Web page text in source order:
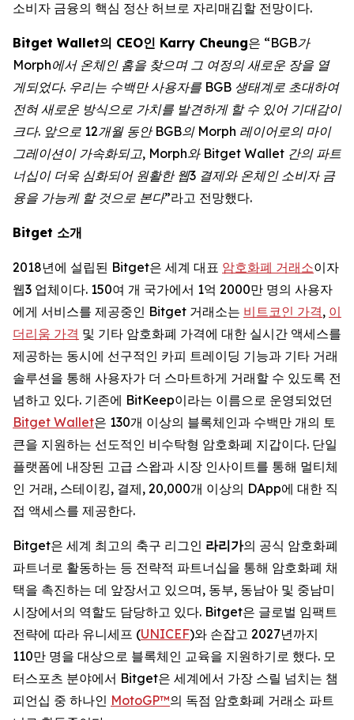
소비자 금융의 핵심 정산 허브로 자리매김할 전망이다.
Bitget Wallet의 CEO인 Karry Cheung은 “BGB가
Morph에서 온체인 홈을 찾으며 그 여정의 새로운 장을 열
게되었다. 우리는 수백만 사용자를 BGB 생태계로 초대하여
전혀 새로운 방식으로 가치를 발견하게 할 수 있어 기대감이
크다. 앞으로 12개월 동안 BGB의 Morph 레이어로의 마이
그레이션이 가속화되고, Morph와 Bitget Wallet 간의 파트
너십이 더욱 심화되어 원활한 웹3 결제와 온체인 소비자 금
융을 가능케 할 것으로 본다”라고 전망했다.
Bitget 소개
2018년에 설립된 Bitget은 세계 대표 암호화폐 거래소이자
웹3 업체이다. 150여 개 국가에서 1억 2000만 명의 사용자
에게 서비스를 제공중인 Bitget 거래소는 비트코인 가격, 이
더리움 가격 및 기타 암호화폐 가격에 대한 실시간 액세스를
제공하는 동시에 선구적인 카피 트레이딩 기능과 기타 거래
솔루션을 통해 사용자가 더 스마트하게 거래할 수 있도록 전
념하고 있다. 기존에 BitKeep이라는 이름으로 운영되었던
Bitget Wallet은 130개 이상의 블록체인과 수백만 개의 토
큰을 지원하는 선도적인 비수탁형 암호화폐 지갑이다. 단일
플랫폼에 내장된 고급 스왑과 시장 인사이트를 통해 멀티체
인 거래, 스테이킹, 결제, 20,000개 이상의 DApp에 대한 직
접 액세스를 제공한다.
Bitget은 세계 최고의 축구 리그인 라리가의 공식 암호화폐
파트너로 활동하는 등 전략적 파트너십을 통해 암호화폐 채
택을 촉진하는 데 앞장서고 있으며, 동부, 동남아 및 중남미
시장에서의 역할도 담당하고 있다. Bitget은 글로벌 임팩트
전략에 따라 유니세프 (UNICEF)와 손잡고 2027년까지
110만 명을 대상으로 블록체인 교육을 지원하기로 했다. 모
터스포츠 분야에서 Bitget은 세계에서 가장 스릴 넘치는 챔
피언십 중 하나인 MotoGP™의 독점 암호화폐 거래소 파트